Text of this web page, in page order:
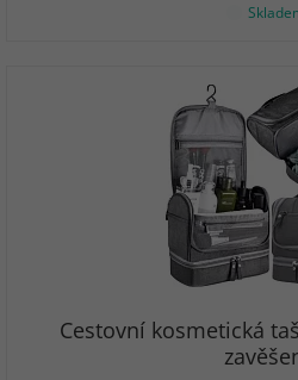
Cestovní kosmetická